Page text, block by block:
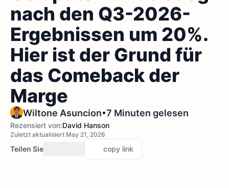
nach den Q3-2026-
Ergebnissen um 20%.
Hier ist der Grund für
das Comeback der
Marge
Wiltone Asuncion•7 Minuten gelesen
Rezensiert von:David Hanson
Zuletzt aktualisiert May 21, 2026
Teilen Sie copy link